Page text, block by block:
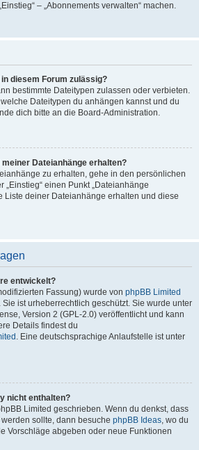
– „Abonnements verwalten“ machen.
diesem Forum zulässig?
bestimmte Dateitypen zulassen oder verbieten.
Dateitypen du anhängen kannst und du
dich bitte an die Board-Administration.
Dateianhänge erhalten?
zu erhalten, gehe in den persönlichen
„Einstieg“ einen Punkt „Dateianhänge
Liste deiner Dateianhänge erhalten und diese
entwickelt?
Fassung) wurde von phpBB Limited
ist urheberrechtlich geschützt. Sie wurde unter
Version 2 (GPL-2.0) veröffentlicht und kann
Details findest du
. Eine deutschsprachige Anlaufstelle ist unter
nicht enthalten?
Limited geschrieben. Wenn du denkst, dass
sollte, dann besuche phpBB Ideas, wo du
Vorschläge abgeben oder neue Funktionen